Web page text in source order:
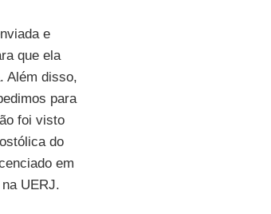
e
que ela
Além disso,
para
foi visto
do
em
UERJ.